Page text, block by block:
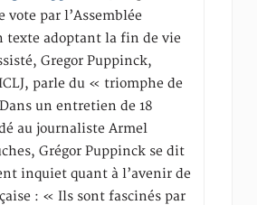
vote par l’Assemblée
texte adoptant la fin de vie
Gregor Puppinck,
parle du « triomphe de
un entretien de 18
au journaliste Armel
Grégor Puppinck se dit
inquiet quant à l’avenir de
: « Ils sont fascinés par